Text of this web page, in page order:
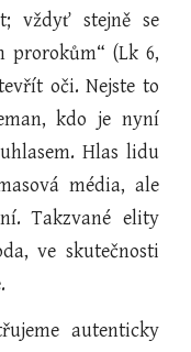
vždyť stejně se
prorokům“ (Lk 6,
oči. Nejste to
kdo je nyní
Hlas lidu
média, ale
Takzvané elity
ve skutečnosti
autenticky